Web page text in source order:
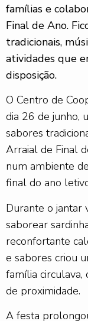
famílias e
Final de Ano.
tradicionais,
atividades que
disposição.
O Centro de
dia 26 de junho,
sabores
Arraial de Final
num ambiente
final do ano
Durante o jantar
saborear
reconfortante
e sabores criou
família circulava,
de proximidade.
A festa